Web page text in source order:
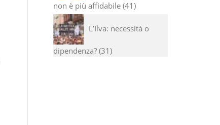
non è più affidabile 41
L’Ilva: necessità o
dipendenza? 31